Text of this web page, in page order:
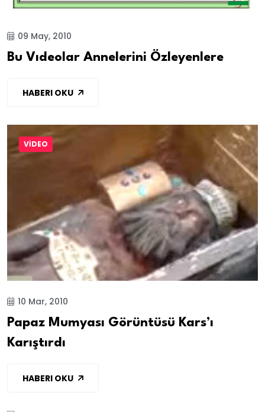
09 May, 2010
Bu Vıdeolar Annelerini Özleyenlere
HABERI OKU
VİDEO
10 Mar, 2010
Papaz Mumyası Görüntüsü Kars’ı
Karıştırdı
HABERI OKU